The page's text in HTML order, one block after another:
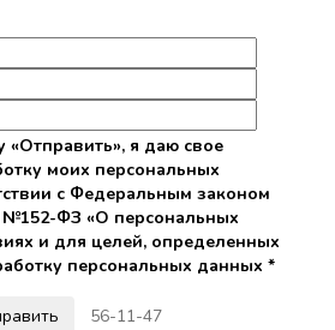
я даю свое
моих персональных
с Федеральным законом
№152-ФЗ «О персональных
и для целей, определенных
персональных данных *
56-11-47